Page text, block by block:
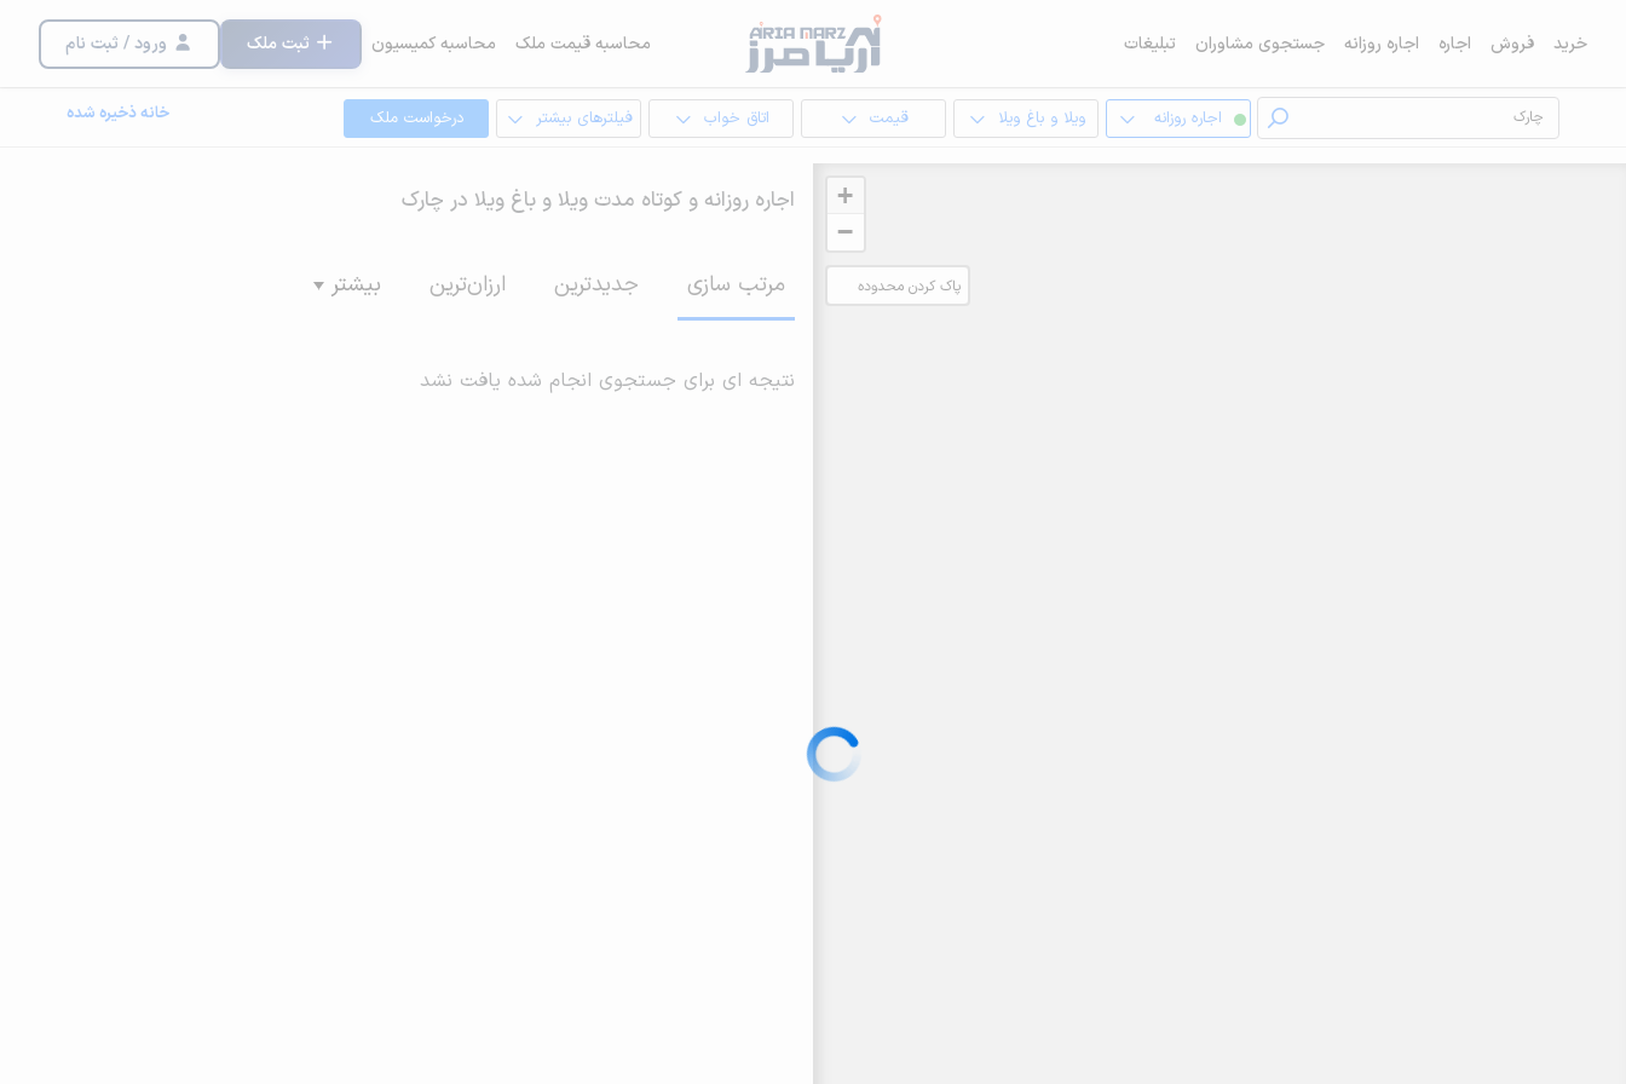
خرید فروش اجاره اجاره روزانه جستجوی مشاوران تبلیغات محاسبه قیمت ملک محاسبه کمیسیون ثبت ملک ورود / ثبت نام
اجاره روزانه ویلا و باغ ویلا قیمت اتاق خواب فیلترهای بیشتر درخواست ملک خانه ذخیره شده
+
−
پاک کردن محدوده
اجاره روزانه و کوتاه مدت ویلا و باغ ویلا در چارک
مرتب سازی جدیدترین ارزان‌ترین بیشتر
نتیجه ای برای جستجوی انجام شده یافت نشد